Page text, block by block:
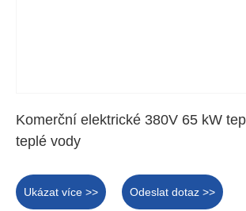
Komerční elektrické 380V 65 kW
teplé vody
Ukázat více >> Odeslat dotaz >>